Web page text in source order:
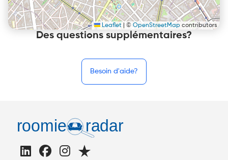
Leaflet © OpenStreetMap contributors
Des questions supplémentaires?
Besoin d'aide?